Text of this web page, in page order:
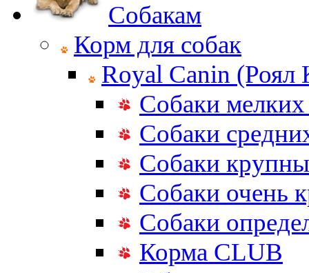
Собакам
Корм для собак
Royal Canin (Роял
Собаки мелких
Собаки
Собаки
Собаки очень
Собаки
Корма CLUB